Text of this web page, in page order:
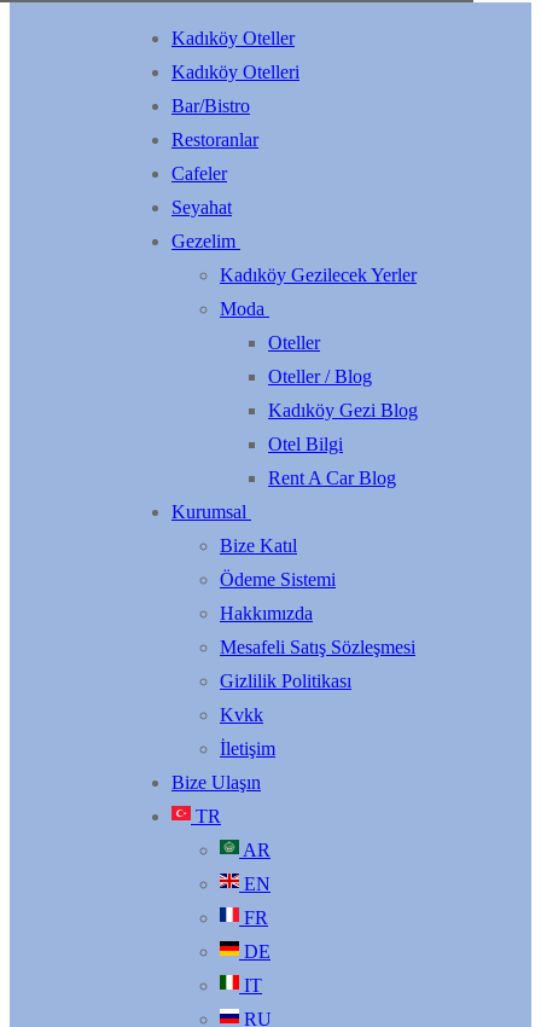
Kadıköy Oteller
Kadıköy Otelleri
Bar/Bistro
Restoranlar
Cafeler
Seyahat
Gezelim
Kadıköy Gezilecek Yerler
Moda
Oteller
Oteller / Blog
Kadıköy Gezi Blog
Otel Bilgi
Rent A Car Blog
Kurumsal
Bize Katıl
Ödeme Sistemi
Hakkımızda
Mesafeli Satış Sözleşmesi
Gizlilik Politikası
Kvkk
İletişim
Bize Ulaşın
TR
AR
EN
FR
DE
IT
RU